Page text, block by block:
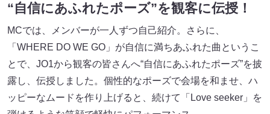
“自信にあふれたポーズ”を観客に伝授！
MCでは、メンバーが一人ずつ自己紹介。さらに、
「WHERE DO WE GO」が自信に満ちあふれた曲というこ
とで、JO1から観客の皆さんへ“自信にあふれたポーズ”を披
露し、伝授しました。個性的なポーズで会場を和ませ、ハ
ッピーなムードを作り上げると、続けて「Love seeker」を